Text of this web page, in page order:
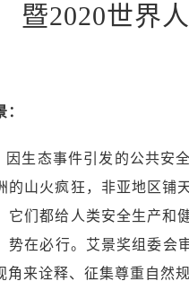
暨2020世界
态事件引发的公共安全
的山火疯狂，非亚地区铺
它们都给人类安全生产和
势在必行。艾景奖组委会
角来诠释、征集尊重自然